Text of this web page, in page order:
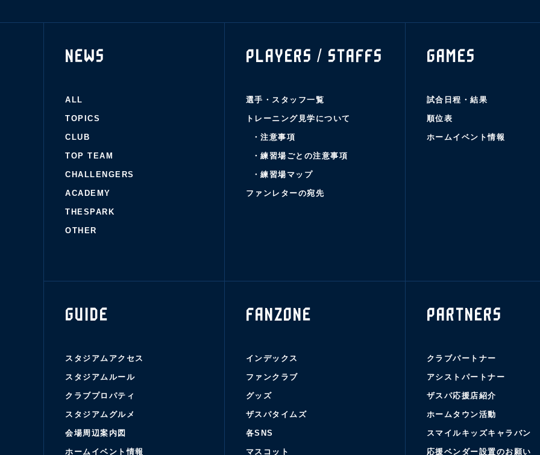
NEWS
ALL
TOPICS
CLUB
TOP TEAM
CHALLENGERS
ACADEMY
THESPARK
OTHER
PLAYERS / STAFFS
選手・スタッフ一覧
トレーニング見学について
・注意事項
・練習場ごとの注意事項
・練習場マップ
ファンレターの宛先
GAMES
試合日程・結果
順位表
ホームイベント情報
GUIDE
スタジアムアクセス
スタジアムルール
クラブプロパティ
スタジアムグルメ
会場周辺案内図
ホームイベント情報
FANZONE
インデックス
ファンクラブ
グッズ
ザスパタイムズ
各SNS
マスコット
PARTNERS
クラブパートナー
アシストパートナー
ザスパ応援店紹介
ホームタウン活動
スマイルキッズキャラバン
応援ベンダー設置のお願い